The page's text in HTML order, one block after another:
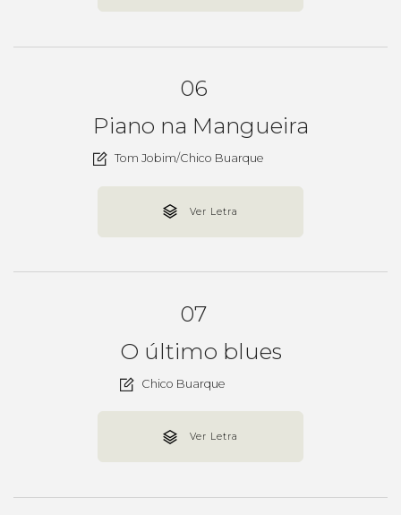
06
Piano na Mangueira
Tom Jobim/Chico Buarque
Ver Letra
07
O último blues
Chico Buarque
Ver Letra